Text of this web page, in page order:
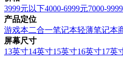
3999元以下4000-6999元7000-
产品定位
游戏本二合一笔记本轻薄笔记本
屏幕尺寸
13英寸14英寸15英寸16英寸17英